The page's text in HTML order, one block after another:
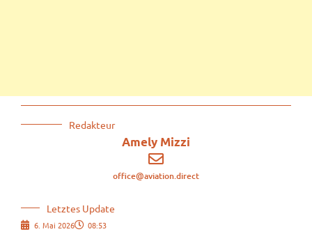
Redakteur
Amely Mizzi
office@aviation.direct
Letztes Update
6. Mai 2026 08:53